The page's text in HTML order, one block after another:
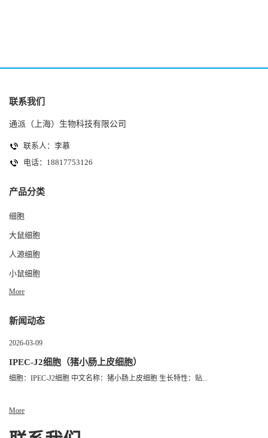
联系我们
通派（上海）生物科技有限公司
联系人：李慕
电话：18817753126
产品分类
细胞
大鼠细胞
人源细胞
小鼠细胞
More
新闻动态
2026-03-09
IPEC-J2细胞（猪小肠上皮细胞）
细胞：IPEC-J2细胞 中文名称：猪小肠上皮细胞 生长特性：贴...
More